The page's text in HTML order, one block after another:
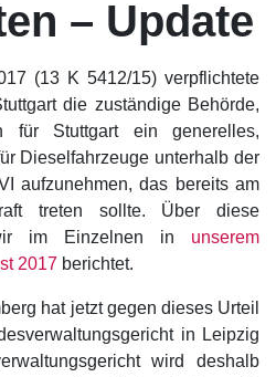
– Update
(13 K 5412/15) verpflichtete
die zuständige Behörde,
für Stuttgart ein generelles,
Dieselfahrzeuge unterhalb der
aufzunehmen, das bereits am
treten sollte. Über diese
im Einzelnen in unserem
2017 berichtet.
hat jetzt gegen dieses Urteil
in Leipzig
wird deshalb